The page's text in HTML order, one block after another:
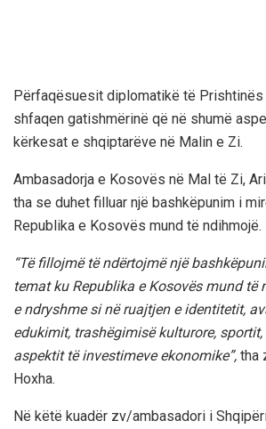
Përfaqësuesit diplomatikë të Prishtinës
shfaqen gatishmërinë që në shumë
kërkesat e shqiptarëve në Malin e Zi.
Ambasadorja e Kosovës në Mal të Zi,
tha se duhet filluar një bashkëpunim i
Republika e Kosovës mund të ndihmojë.
“Të fillojmë të ndërtojmë një
temat ku Republika e Kosovës mund të
e ndryshme si në ruajtjen e identitetit,
edukimit, trashëgimisë kulturore, sportit,
aspektit të investimeve ekonomike”, tha
Hoxha.
Në këtë kuadër zv/ambasadori i